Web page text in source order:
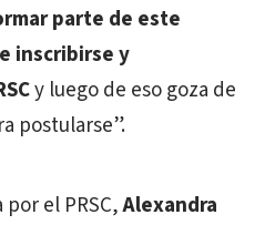
parte de este
inscribirse y
y luego de eso goza de
postularse”.
por el PRSC,Alexandra